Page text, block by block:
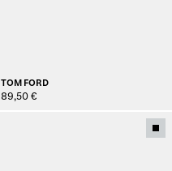
TOM FORD
89,50 €